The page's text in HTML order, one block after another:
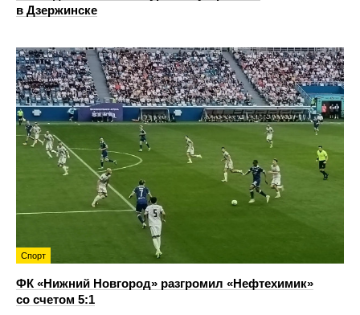
в Дзержинске
Спорт
ФК «Нижний Новгород» разгромил «Нефтехимик»
со счетом 5:1